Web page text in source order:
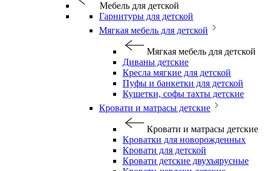
Мебель для детской
Гарнитуры для детской
Мягкая мебель для детской
Мягкая мебель для детской
Диваны детские
Кресла мягкие для детской
Пуфы и банкетки для детской
Кушетки, софы тахты детские
Кровати и матрасы детские
Кровати и матрасы детские
Кроватки для новорожденных
Кровати для детской
Кровати детские двухъярусные